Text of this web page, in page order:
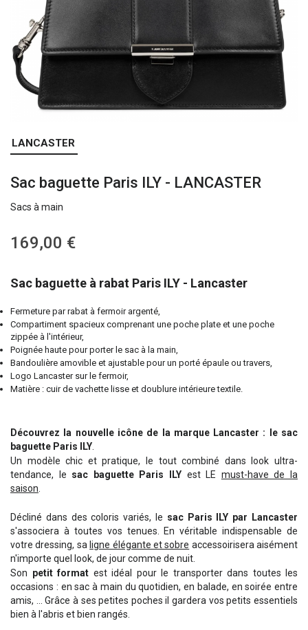
Skip
to
beginning
the
gallery
LANCASTER
Sac baguette Paris ILY - LANCASTER
Sacs à main
169,00 €
Sac baguette à rabat Paris ILY - Lancaster
Fermeture par rabat à fermoir argenté,
Compartiment spacieux comprenant une poche plate et une poche
zippée à l'intérieur,
Poignée haute pour porter le sac à la main,
Bandoulière amovible et ajustable pour un porté épaule ou travers,
Logo Lancaster sur le fermoir,
Matière : cuir de vachette lisse et doublure intérieure textile.
Découvrez la nouvelle icône de la marque Lancaster : le sac
baguette Paris ILY.
Un modèle chic et pratique, le tout combiné dans look ultra-
tendance, le sac baguette Paris ILY est LE must-have de la
saison.
Décliné dans des coloris variés, le sac Paris ILY par Lancaster
s'associera à toutes vos tenues. En véritable indispensable de
votre dressing, sa ligne élégante et sobre accessoirisera aisément
n'importe quel look, de jour comme de nuit.
Son petit format est idéal pour le transporter dans toutes les
occasions : en sac à main du quotidien, en balade, en soirée entre
amis, ... Grâce à ses petites poches il gardera vos petits essentiels
bien à l'abris et bien rangés.